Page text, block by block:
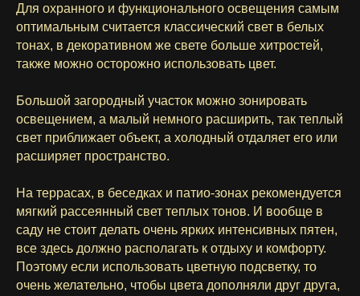
Для охранного и функционального освещения самым
оптимальным считается классический свет в белых
тонах, в декоративном же свете больше хитростей,
также можно осторожно использовать цвет.
Большой загородный участок можно зонировать
освещением, а малый немного расширить, так теплый
свет приближает объект, а холодный отдаляет его или
расширяет пространство.
На террасах, в беседках и патио-зонах рекомендуется
мягкий рассеянный свет теплых тонов. И вообще в
саду не стоит делать очень ярких интенсивных пятен,
все здесь должно располагать к отдыху и комфорту.
Поэтому если использовать цветную подсветку, то
очень желательно, чтобы цвета дополняли друг друга,